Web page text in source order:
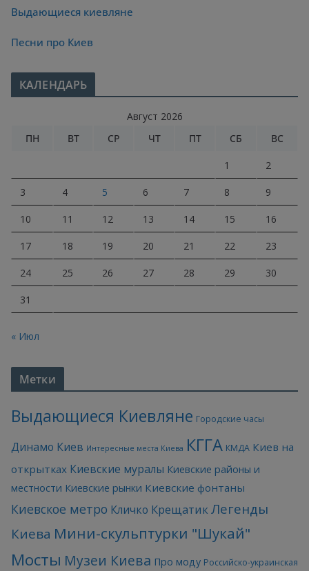
Выдающиеся киевляне
Песни про Киев
КАЛЕНДАРЬ
Август 2026
ПН
ВТ СР ЧТ ПТ СБ ВС
1 2
3 4 5 6 7 8 9
10 11 12 13 14 15 16
17 18 19 20 21 22 23
24 25 26 27 28 29 30
31
« Июл
Метки
Выдающиеся Киевляне Городские часы
Динамо Киев Интересные места Киева КГГА КМДА Киев на
открытках Киевские муралы Киевские районы и
местности Киевские рынки Киевские фонтаны
Киевское метро Кличко КрещатикЛегенды
Киева Мини-скульптурки "Шукай"
Мосты Музеи Киева Про моду Российско-украинская